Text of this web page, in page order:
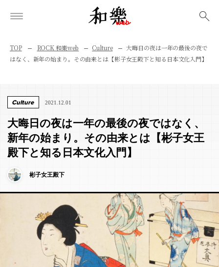
TOP ROCK 和樂web Culture
大晦日の夜は一年の最後の夜で
はなく、新年の始まり。その由来とは【彬子女王殿下と知る日本文化入門】
Culture 2021.12.01
大晦日の夜は一年の最後の夜ではなく、
新年の始まり。その由来とは【彬子女王
殿下と知る日本文化入門】
彬子女王殿下